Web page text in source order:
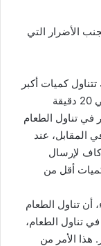
الأضرار التي
كميات أكبر
من الطعام، وذلك لأن الدماغ تحتاج إلى حوالي 20 دقيقة
في تناول الطعام
المقابل، عند
لإرسال
أقل من
أن تناول الطعام
تناول الطعام،
هذا الأمر من